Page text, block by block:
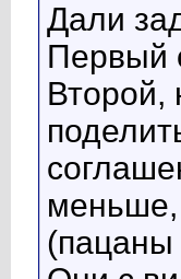
Дали
Первый
Второй,
меньше,
(пацаны